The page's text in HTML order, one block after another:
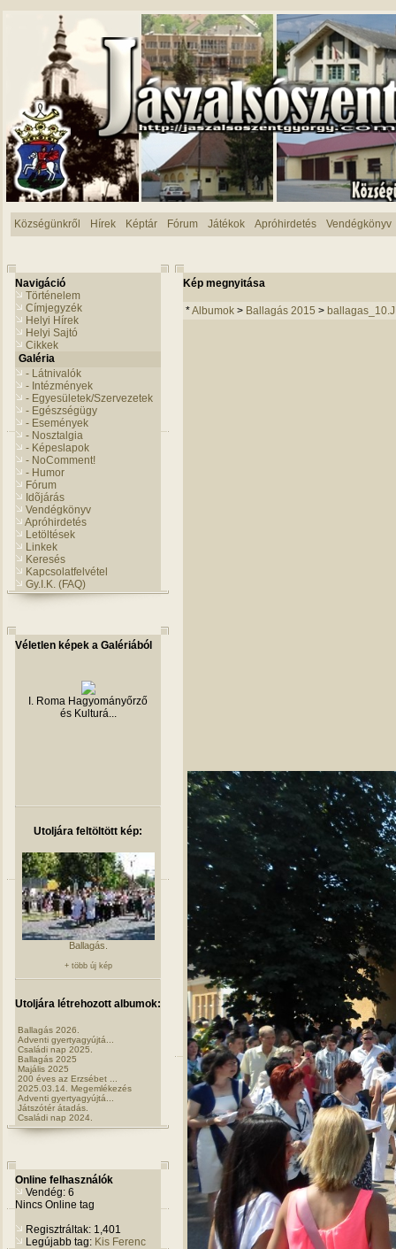
Községünkről Hírek Képtár Fórum Játékok Apróhirdetés Vendégkönyv
Navigáció
Történelem
Címjegyzék
Helyi Hírek
Helyi Sajtó
Cikkek
Galéria
- Látnivalók
- Intézmények
- Egyesületek/Szervezetek
- Egészségügy
- Események
- Nosztalgia
- Képeslapok
- NoComment!
- Humor
Fórum
Idõjárás
Vendégkönyv
Apróhirdetés
Letöltések
Linkek
Keresés
Kapcsolatfelvétel
Gy.I.K. (FAQ)
Véletlen képek a Galériából
I. Roma Hagyományőrző
és Kulturá...
Utoljára feltöltött kép:
Ballagás.
+ több új kép
Utoljára létrehozott albumok:
Ballagás 2026.
Adventi gyertyagyújtá...
Családi nap 2025.
Ballagás 2025
Majális 2025
200 éves az Erzsébet ...
2025.03.14. Megemlékezés
Adventi gyertyagyújtá...
Játszótér átadás.
Családi nap 2024.
Online felhasználók
Vendég: 6
Nincs Online tag
Regisztráltak: 1,401
Legújabb tag: Kis Ferenc
Kép megnyitása
*Albumok > Ballagás 2015 >